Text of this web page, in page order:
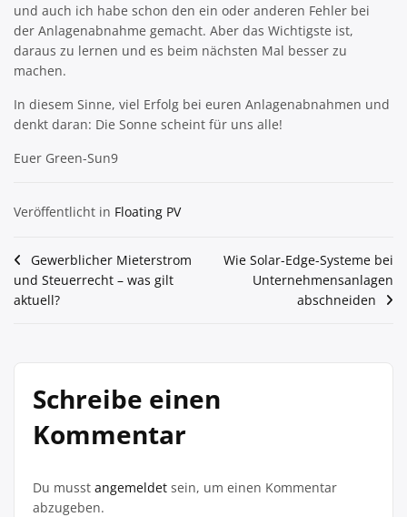
und auch ich habe schon den ein oder anderen Fehler bei
der Anlagenabnahme gemacht. Aber das Wichtigste ist,
daraus zu lernen und es beim nächsten Mal besser zu
machen.
In diesem Sinne, viel Erfolg bei euren Anlagenabnahmen und
denkt daran: Die Sonne scheint für uns alle!
Euer Green-Sun9
Veröffentlicht in Floating PV
Beitragsnavigation
Gewerblicher Mieterstrom
und Steuerrecht – was gilt
aktuell?
Wie Solar-Edge-Systeme bei
Unternehmensanlagen
abschneiden
Schreibe einen
Kommentar
Du musst angemeldet sein, um einen Kommentar
abzugeben.